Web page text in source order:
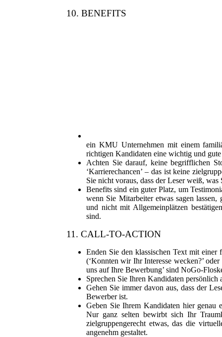
10. BENEFITS
ein KMU Unternehmen mit einem
richtigen Kandidaten eine wichtig und
Achten Sie darauf, keine begrifflichen
‘Karrierechancen’ – das ist keine
Sie nicht voraus, dass der Leser weiß, was
Benefits sind ein guter Platz, um
wenn Sie Mitarbeiter etwas sagen
und nicht mit Allgemeinplätzen
sind.
11. CALL-TO-ACTION
Enden Sie den klassischen Text mit
(‘Konnten wir Ihr Interesse wecken?’
uns auf Ihre Bewerbung’ sind NoGo-
Sprechen Sie Ihren Kandidaten
Gehen Sie immer davon aus, dass der
Bewerber ist.
Geben Sie Ihrem Kandidaten hier genau
Nur ganz selten bewirbt sich Ihr
zielgruppengerecht etwas, das die
angenehm gestaltet.